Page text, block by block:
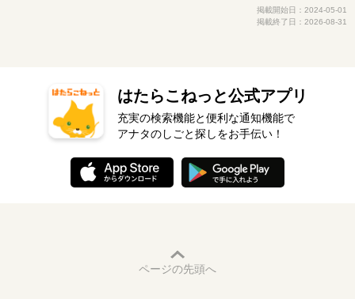
掲載開始日：2024-05-01
掲載終了日：2026-08-31
はたらこねっと公式アプリ
充実の検索機能と便利な通知機能で
アナタのしごと探しをお手伝い！
ページの先頭へ